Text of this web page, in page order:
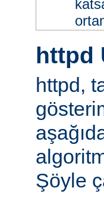
httpd
httpd,
Şöyle